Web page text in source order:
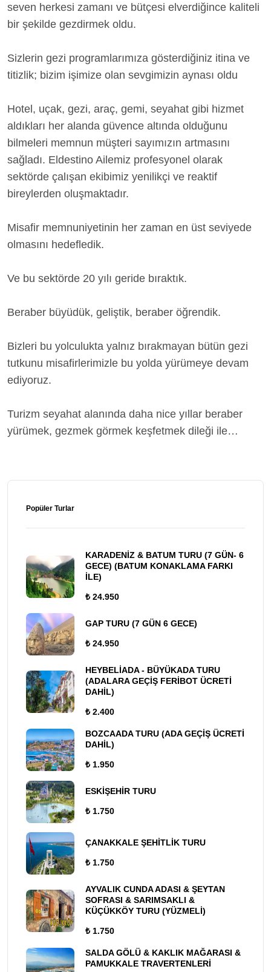
seven herkesi zamanı ve bütçesi elverdiğince kaliteli
bir şekilde gezdirmek oldu.
Sizlerin gezi programlarımıza gösterdiğiniz itina ve
titizlik; bizim işimize olan sevgimizin aynası oldu
Hotel, uçak, gezi, araç, gemi, seyahat gibi hizmet
aldıkları her alanda güvence altında olduğunu
bilmeleri memnun müşteri sayımızın artmasını
sağladı. Eldestino Ailemiz profesyonel olarak
sektörde çalışan ekibimiz yenilikçi ve reaktif
bireylerden oluşmaktadır.
Misafir memnuniyetinin her zaman en üst seviyede
olmasını hedefledik.
Ve bu sektörde 20 yılı geride bıraktık.
Beraber büyüdük, geliştik, beraber öğrendik.
Bizleri bu yolculukta yalnız bırakmayan bütün gezi
tutkunu misafirlerimizle bu yolda yürümeye devam
ediyoruz.
Turizm seyahat alanında daha nice yıllar beraber
yürümek, gezmek görmek keşfetmek dileği ile…
Popüler Turlar
KARADENİZ & BATUM TURU (7 GÜN- 6
GECE) (BATUM KONAKLAMA FARKI
İLE)
₺ 24.950
GAP TURU (7 GÜN 6 GECE)
₺ 24.950
HEYBELİADA - BÜYÜKADA TURU
(ADALARA GEÇİŞ FERİBOT ÜCRETİ
DAHİL)
₺ 2.400
BOZCAADA TURU (ADA GEÇİŞ ÜCRETİ
DAHİL)
₺ 1.950
ESKİŞEHİR TURU
₺ 1.750
ÇANAKKALE ŞEHİTLİK TURU
₺ 1.750
AYVALIK CUNDA ADASI & ŞEYTAN
SOFRASI & SARIMSAKLI &
KÜÇÜKKÖY TURU (YÜZMELİ)
₺ 1.750
SALDA GÖLÜ & KAKLIK MAĞARASI &
PAMUKKALE TRAVERTENLERİ